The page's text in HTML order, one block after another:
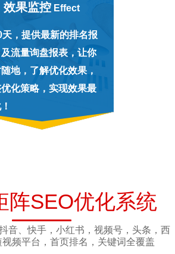
效果监控 Effect
天，提供最新的排名报
流量询盘报表，让你
地，了解优化效果，
化策略，实现效果最
阵SEO优化系统
音、快手，小红书，视频号，头条，西
频平台，首页排名，关键词全覆盖